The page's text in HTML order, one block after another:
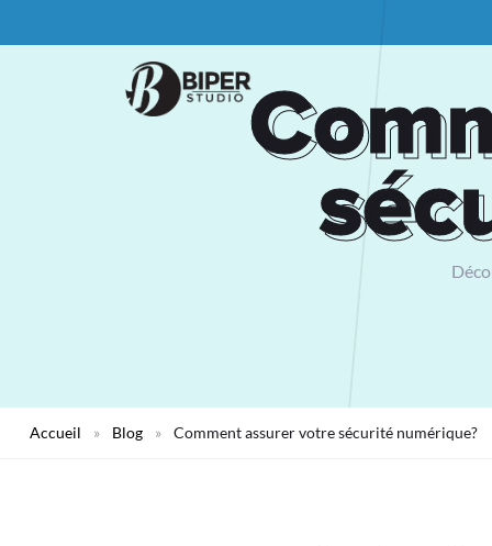
Accueil » Blog » Comment assurer votre sécurité numérique?